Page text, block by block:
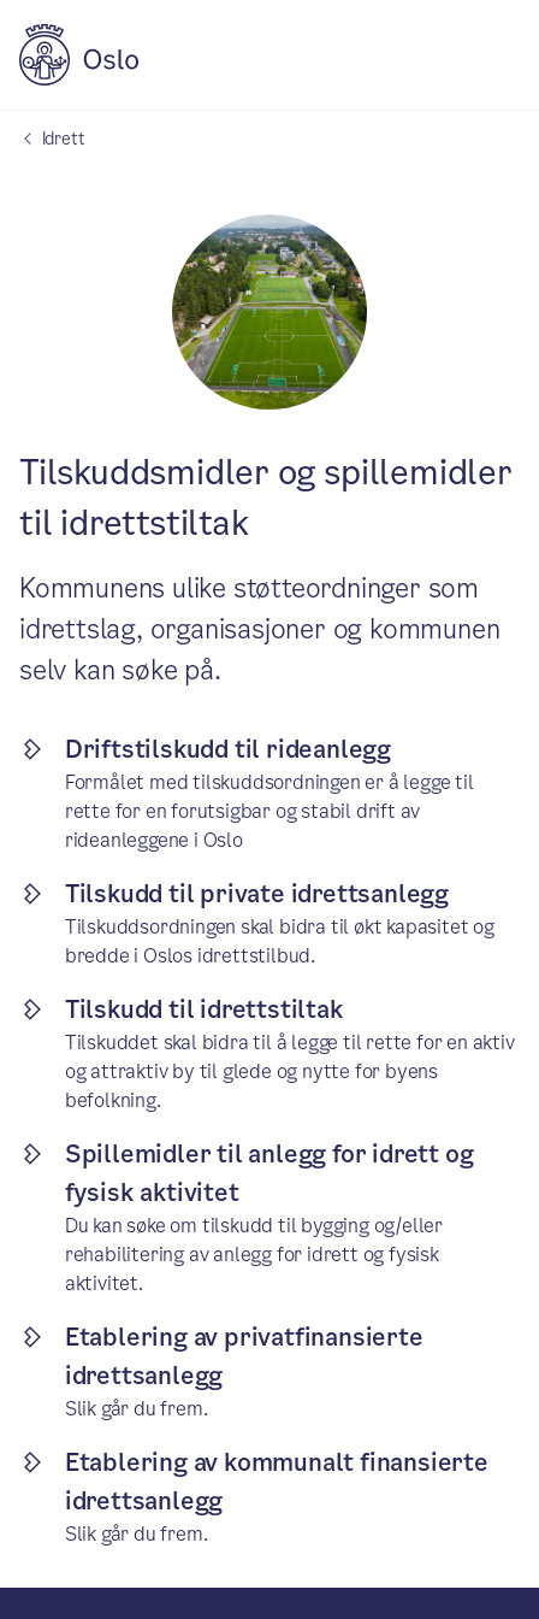
Idrett
Tilskuddsmidler og spillemidler
til idrettstiltak
Kommunens ulike støtteordninger som
idrettslag, organisasjoner og kommunen
selv kan søke på.
Driftstilskudd til rideanlegg
Formålet med tilskuddsordningen er å legge til
rette for en forutsigbar og stabil drift av
rideanleggene i Oslo
Tilskudd til private idrettsanlegg
Tilskuddsordningen skal bidra til økt kapasitet og
bredde i Oslos idrettstilbud.
Tilskudd til idrettstiltak
Tilskuddet skal bidra til å legge til rette for en aktiv
og attraktiv by til glede og nytte for byens
befolkning.
Spillemidler til anlegg for idrett og
fysisk aktivitet
Du kan søke om tilskudd til bygging og/eller
rehabilitering av anlegg for idrett og fysisk
aktivitet.
Etablering av privatfinansierte
idrettsanlegg
Slik går du frem.
Etablering av kommunalt finansierte
idrettsanlegg
Slik går du frem.